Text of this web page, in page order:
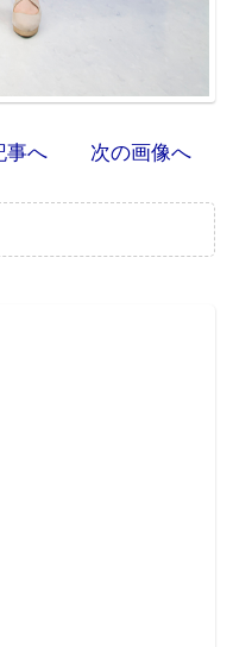
事へ 次の画像へ